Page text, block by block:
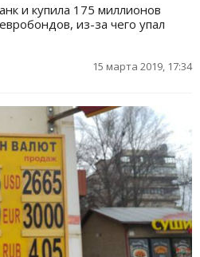
и купила 175 миллионов
из-за чего упал
15 марта 2019, 17:34